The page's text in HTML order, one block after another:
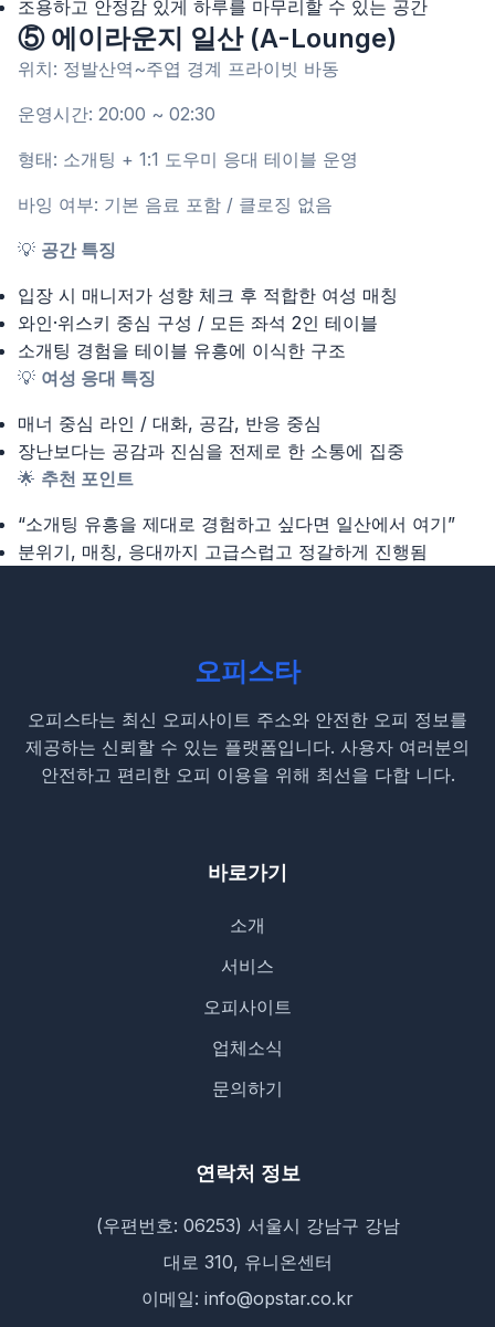
조용하고 안정감 있게 하루를 마무리할 수 있는 공간
⑤ 에이라운지 일산 (A-Lounge)
위치: 정발산역~주엽 경계 프라이빗 바동
운영시간: 20:00 ~ 02:30
형태: 소개팅 + 1:1 도우미 응대 테이블 운영
바잉 여부: 기본 음료 포함 / 클로징 없음
💡 공간 특징
입장 시 매니저가 성향 체크 후 적합한 여성 매칭
와인·위스키 중심 구성 / 모든 좌석 2인 테이블
소개팅 경험을 테이블 유흥에 이식한 구조
💡 여성 응대 특징
매너 중심 라인 / 대화, 공감, 반응 중심
장난보다는 공감과 진심을 전제로 한 소통에 집중
🌟 추천 포인트
“소개팅 유흥을 제대로 경험하고 싶다면 일산에서 여기”
분위기, 매칭, 응대까지 고급스럽고 정갈하게 진행됨
오피스타
오피스타는 최신 오피사이트 주소와 안전한 오피 정보를
제공하는 신뢰할 수 있는 플랫폼입니다. 사용자 여러분의
안전하고 편리한 오피 이용을 위해 최선을 다합 니다.
바로가기
소개
서비스
오피사이트
업체소식
문의하기
연락처 정보
(우편번호: 06253) 서울시 강남구 강남
대로 310, 유니온센터
이메일: info@opstar.co.kr